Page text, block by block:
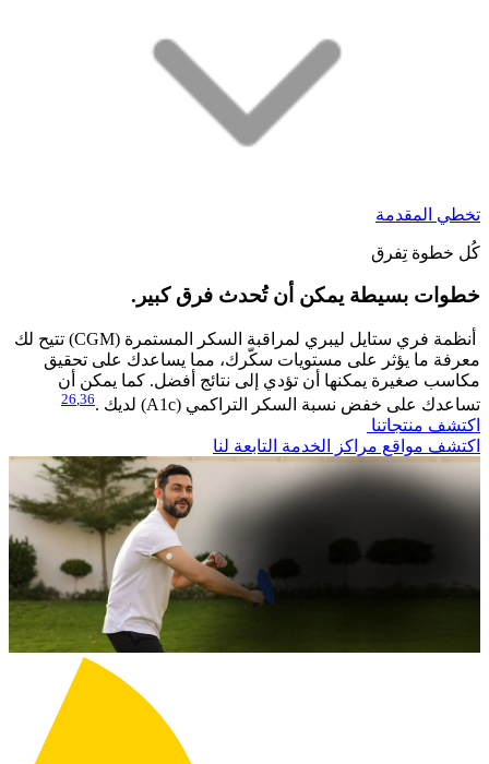
تخطي المقدمة
كُل خطوة تِفرق
خطوات بسيطة يمكن أن تُحدث فرق كبير.​
أنظمة فري ستايل ليبري لمراقبة السكر المستمرة (CGM) تتيح لك
معرفة ما يؤثر على مستويات سكّرك، مما يساعدك على تحقيق
مكاسب صغيرة يمكنها أن تؤدي إلى نتائج أفضل. كما يمكن أن
تساعدك على خفض نسبة السكر التراكمي (A1c) لديك .
26 36
اكتشف منتجاتنا
اكتشف مواقع مراكز الخدمة التابعة لنا​